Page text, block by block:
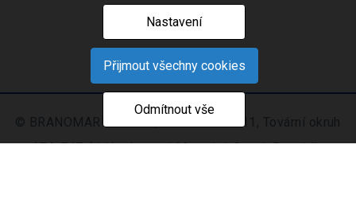
© BRANOMARKET s.r.o., IČO: 253 51 311, Tovární okruh
674, 747 41 Hradec nad Moravicí, Czech Republic
Nastavení
Přijmout všechny cookies
Odmítnout vše